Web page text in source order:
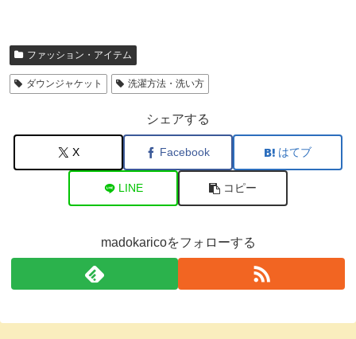
ファッション・アイテム
ダウンジャケット 洗濯方法・洗い方
シェアする
X Facebook はてブ
LINE コピー
madokaricoをフォローする